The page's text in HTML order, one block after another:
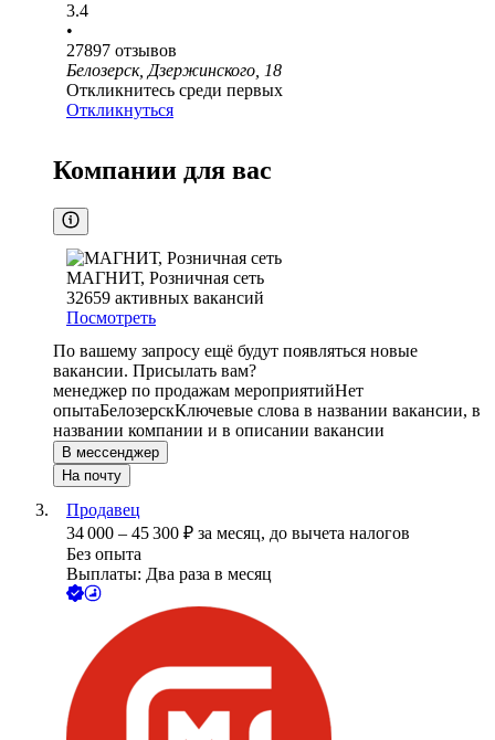
3.4
•
27897 отзывов
Белозерск, Дзержинского, 18
Откликнитесь среди первых
Откликнуться
Компании для вас
МАГНИТ, Розничная сеть
32659 активных вакансий
Посмотреть
По вашему запросу ещё будут появляться новые
вакансии. Присылать вам?
менеджер по продажам мероприятийНет
опытаБелозерскКлючевые слова в названии вакансии, в
названии компании и в описании вакансии
В мессенджер
На почту
Продавец
34 000 – 45 300 ₽ за месяц, до вычета налогов
Без опыта
Выплаты: Два раза в месяц